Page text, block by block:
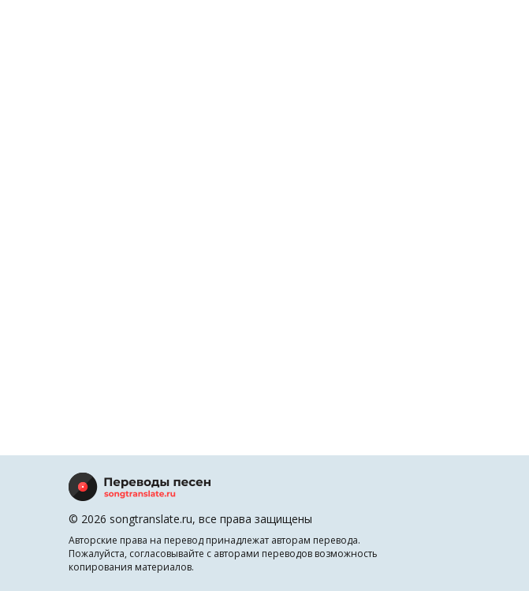
© 2026 songtranslate.ru, все права защищены
Авторские права на перевод принадлежат авторам перевода.
Пожалуйста, согласовывайте с авторами переводов возможность
копирования материалов.